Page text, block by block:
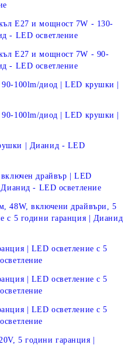
E27 и мощност 7W - 130-
- LED осветление
E27 и мощност 7W - 90-
- LED осветление
100lm/диод | LED крушки |
100lm/диод | LED крушки |
| Дианид - LED
драйвър | LED
- LED осветление
48W, включени драйвъри, 5
с 5 години гаранция | Дианид
| LED осветление с 5
| LED осветление с 5
| LED осветление с 5
5 години гаранция |